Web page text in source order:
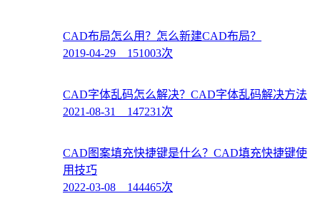
CAD布局怎么用？怎么新建CAD布局？
2019-04-29 151003次
CAD字体乱码怎么解决？CAD字体乱码解决方法
2021-08-31 147231次
CAD图案填充快捷键是什么？CAD填充快捷键使
用技巧
2022-03-08 144465次